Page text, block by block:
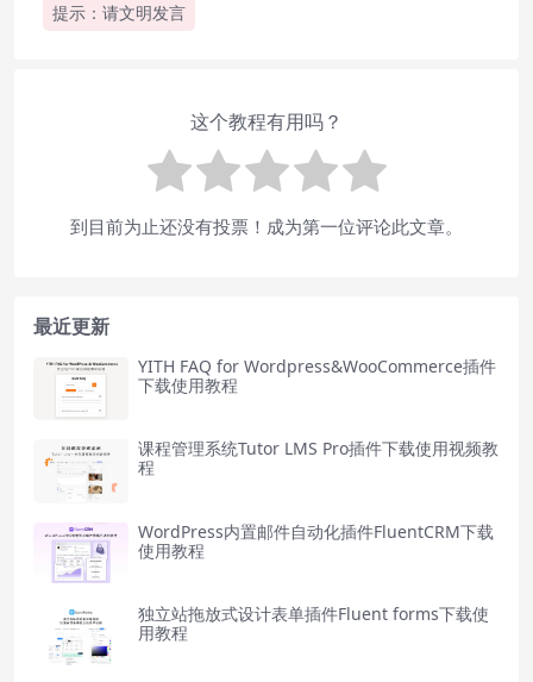
提示：请文明发言
这个教程有用吗？
到目前为止还没有投票！成为第一位评论此文章。
最近更新
YITH FAQ for Wordpress&WooCommerce插件
下载使用教程
课程管理系统Tutor LMS Pro插件下载使用视频教
程
WordPress内置邮件自动化插件FluentCRM下载
使用教程
独立站拖放式设计表单插件Fluent forms下载使
用教程